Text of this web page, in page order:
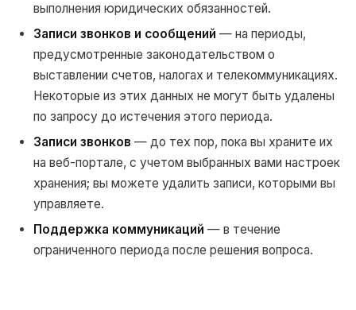
выполнения юридических обязанностей.
Записи звонков и сообщений — на периоды,
предусмотренные законодательством о
выставлении счетов, налогах и телекоммуникациях.
Некоторые из этих данных не могут быть удалены
по запросу до истечения этого периода.
Записи звонков — до тех пор, пока вы храните их
на веб-портале, с учетом выбранных вами настроек
хранения; вы можете удалить записи, которыми вы
управляете.
Поддержка коммуникаций — в течение
ограниченного периода после решения вопроса.